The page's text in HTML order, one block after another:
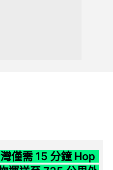
僅需 15 分鐘 Hop